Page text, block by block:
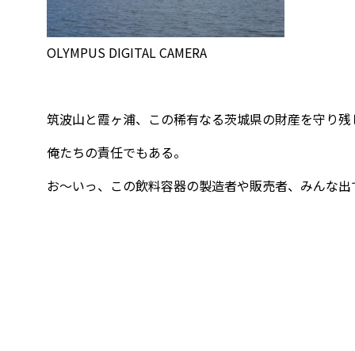
OLYMPUS DIGITAL CAMERA
筑波山と霞ヶ浦、この稀有なる茨城県の財産を守り残
俺たちの責任でもある。
お～いっ、この飲料容器の製造者や販売者、みんな出